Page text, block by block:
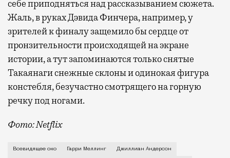
себе приподняться над рассказыванием сюжета.
Жаль, в руках Дэвида Финчера, например, у
зрителей к финалу защемило бы сердце от
пронзительности происходящей на экране
истории, а тут запоминаются только снятые
Такаянаги снежные склоны и одинокая фигура
констебля, безучастно смотрящего на горную
речку под ногами.
Фото: Netflix
Режиссер Скотт Купер снимает фильмы в разных
Всевидящее око Гарри Меллинг Джиллиан Андерсон